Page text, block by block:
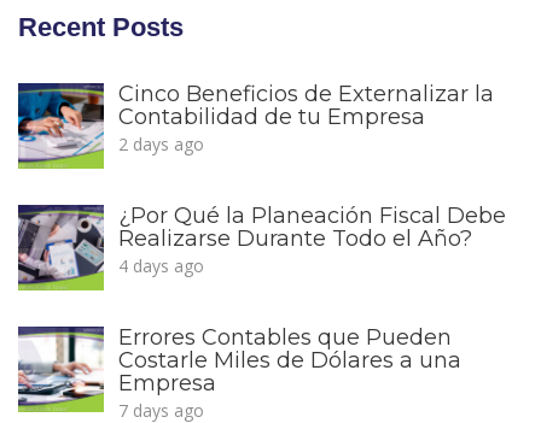
Recent Posts
Cinco Beneficios de Externalizar la
Contabilidad de tu Empresa
2 days ago
¿Por Qué la Planeación Fiscal Debe
Realizarse Durante Todo el Año?
4 days ago
Errores Contables que Pueden
Costarle Miles de Dólares a una
Empresa
7 days ago